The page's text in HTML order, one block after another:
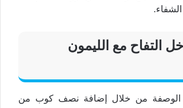
التفاح مع الليمون
الوصفة من خلال إضافة نصف كوب من